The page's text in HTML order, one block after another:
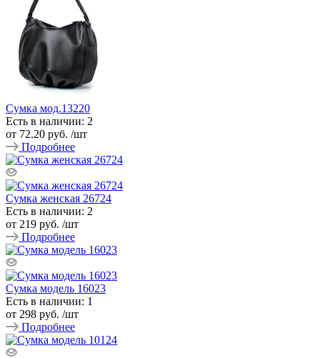
Сумка мод.13220
Есть в наличии: 2
от 72.20 руб. /шт
Подробнее
Сумка женская 26724
Есть в наличии: 2
от 219 руб. /шт
Подробнее
Сумка модель 16023
Есть в наличии: 1
от 298 руб. /шт
Подробнее